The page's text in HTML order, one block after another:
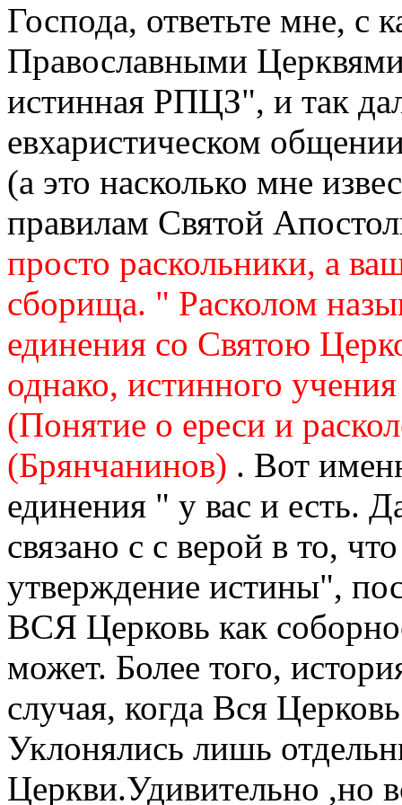
Господа, ответьте мне,
Православными
истинная РПЦЗ", и так
евхаристическом
(а это насколько мне
правилам Святой
просто раскольники, а
сборища. " Расколом
единения со Святою
однако, истинного
(Понятие о ереси и
(Брянчанинов) . Вот
единения " у вас и есть.
связано с с верой в то,
утверждение истины",
ВСЯ Церковь как
может. Более того,
случая, когда Вся
Уклонялись лишь
Церкви.Удивительно ,но